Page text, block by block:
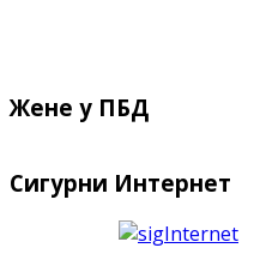
Жене у ПБД
Сигурни Интернет